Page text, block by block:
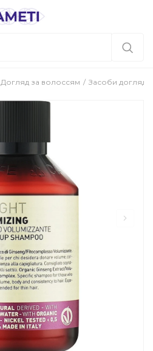
Догляд за волоссям Засоби